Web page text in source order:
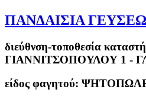
ΠΑΝΔΑΙΣΙΑ
διεύθνση-τοποθεσία
ΓΙΑΝΝΙΤΣΟΠΟΥΛΟΥ 1 -
είδος φαγητού: